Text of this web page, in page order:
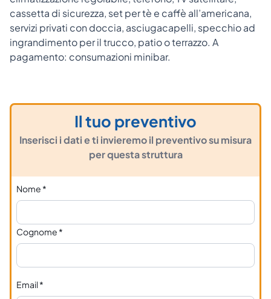
cassetta di sicurezza, set per tè e caffè all’americana,
servizi privati con doccia, asciugacapelli, specchio ad
ingrandimento per il trucco, patio o terrazzo. A
pagamento: consumazioni minibar.
Il tuo preventivo
Inserisci i dati e ti invieremo il preventivo su misura
per questa struttura
Nome*
Cognome*
Email*